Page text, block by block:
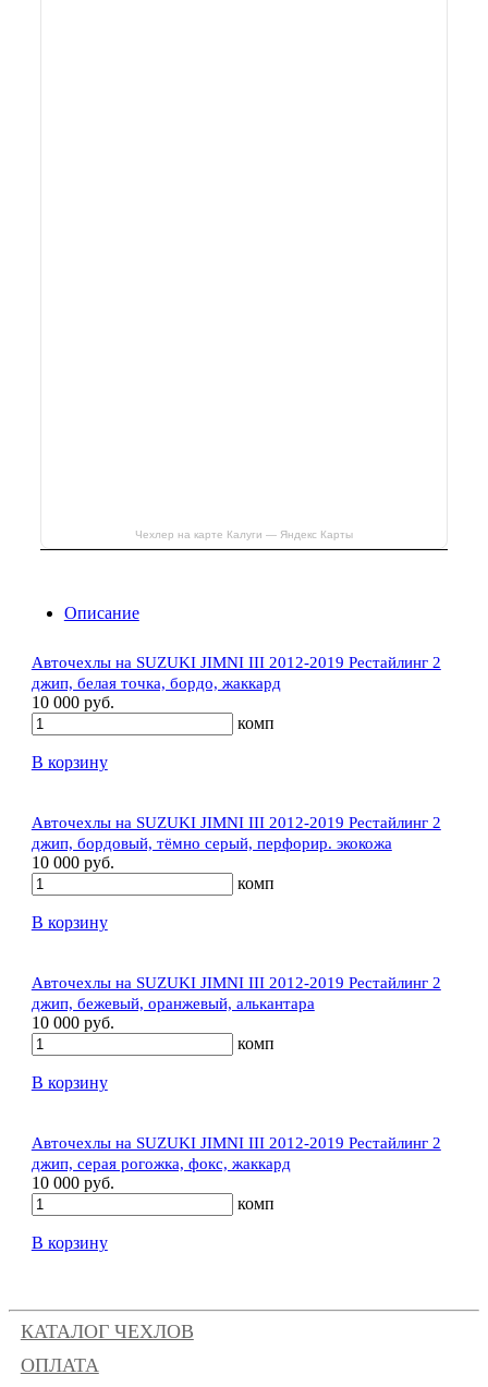
Чехлер на карте Калуги — Яндекс Карты
Описание
Авточехлы на SUZUKI JIMNI III 2012-2019 Рестайлинг 2
джип, белая точка, бордо, жаккард
10 000 руб.
комп
В корзину
Авточехлы на SUZUKI JIMNI III 2012-2019 Рестайлинг 2
джип, бордовый, тёмно серый, перфорир. экокожа
10 000 руб.
комп
В корзину
Авточехлы на SUZUKI JIMNI III 2012-2019 Рестайлинг 2
джип, бежевый, оранжевый, алькантара
10 000 руб.
комп
В корзину
Авточехлы на SUZUKI JIMNI III 2012-2019 Рестайлинг 2
джип, серая рогожка, фокс, жаккард
10 000 руб.
комп
В корзину
КАТАЛОГ ЧЕХЛОВ
ОПЛАТА